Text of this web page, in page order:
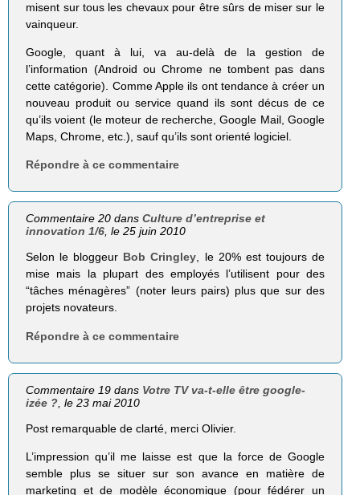
misent sur tous les chevaux pour être sûrs de miser sur le
vainqueur.
Google, quant à lui, va au-delà de la gestion de
l’information (Android ou Chrome ne tombent pas dans
cette catégorie). Comme Apple ils ont tendance à créer un
nouveau produit ou service quand ils sont décus de ce
qu’ils voient (le moteur de recherche, Google Mail, Google
Maps, Chrome, etc.), sauf qu’ils sont orienté logiciel.
Répondre à ce commentaire
Commentaire 20 dansCulture d’entreprise et
innovation 1/6, le 25 juin 2010
Selon le bloggeur Bob Cringley, le 20% est toujours de
mise mais la plupart des employés l’utilisent pour des
“tâches ménagères” (noter leurs pairs) plus que sur des
projets novateurs.
Répondre à ce commentaire
Commentaire 19 dans Votre TV va-t-elle être google-
izée ? , le 23 mai 2010
Post remarquable de clarté, merci Olivier.
L’impression qu’il me laisse est que la force de Google
semble plus se situer sur son avance en matière de
marketing et de modèle économique (pour fédérer un